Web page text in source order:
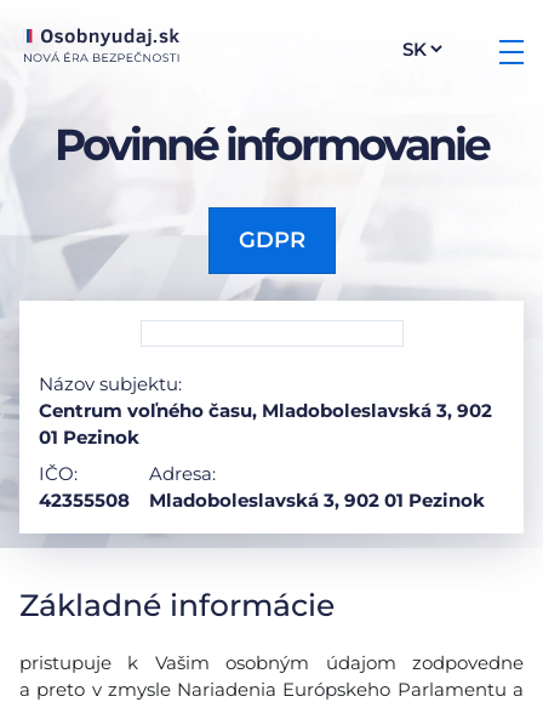
Povinné informovanie
GDPR
Názov subjektu:
Centrum voľného času, Mladoboleslavská 3, 902
01 Pezinok
IČO:
42355508
Adresa:
Mladoboleslavská 3, 902 01 Pezinok
Základné informácie
pristupuje k Vašim osobným údajom zodpovedne
a preto v zmysle Nariadenia Európskeho Parlamentu a